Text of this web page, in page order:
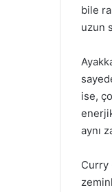
bile
uzun
ise,
aynı
Curry